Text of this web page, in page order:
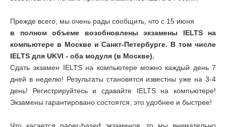
Прежде всего, мы очень рады сообщить, что с 15 июня
в полном объеме возобновлены экзамены IELTS на
компьютере в Москве и Санкт-Петербурге. В том числе
IELTS для UKVI - оба модуля (в Москве).
Сдать экзамен IELTS на компьютере можно каждый день 7
дней в неделю! Результаты становятся известны уже на 3-4
день! Регистрируйтесь и сдавайте IELTS на компьютере!
Экзамены гарантировано состоятся, это удобнее и быстрее!